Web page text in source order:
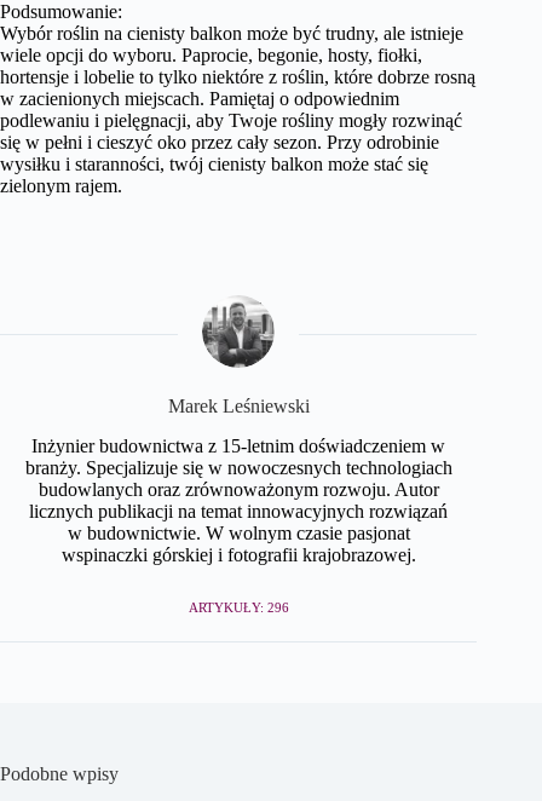
Podsumowanie:
Wybór roślin na cienisty balkon może być trudny, ale istnieje
wiele opcji do wyboru. Paprocie, begonie, hosty, fiołki,
hortensje i lobelie to tylko niektóre z roślin, które dobrze rosną
w zacienionych miejscach. Pamiętaj o odpowiednim
podlewaniu i pielęgnacji, aby Twoje rośliny mogły rozwinąć
się w pełni i cieszyć oko przez cały sezon. Przy odrobinie
wysiłku i staranności, twój cienisty balkon może stać się
zielonym rajem.
Marek Leśniewski
Inżynier budownictwa z 15-letnim doświadczeniem w
branży. Specjalizuje się w nowoczesnych technologiach
budowlanych oraz zrównoważonym rozwoju. Autor
licznych publikacji na temat innowacyjnych rozwiązań
w budownictwie. W wolnym czasie pasjonat
wspinaczki górskiej i fotografii krajobrazowej.
ARTYKUŁY: 296
Podobne wpisy